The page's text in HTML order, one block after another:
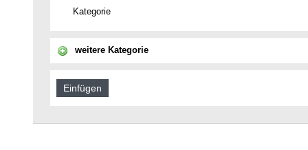
Kategorie
weitere Kategorie